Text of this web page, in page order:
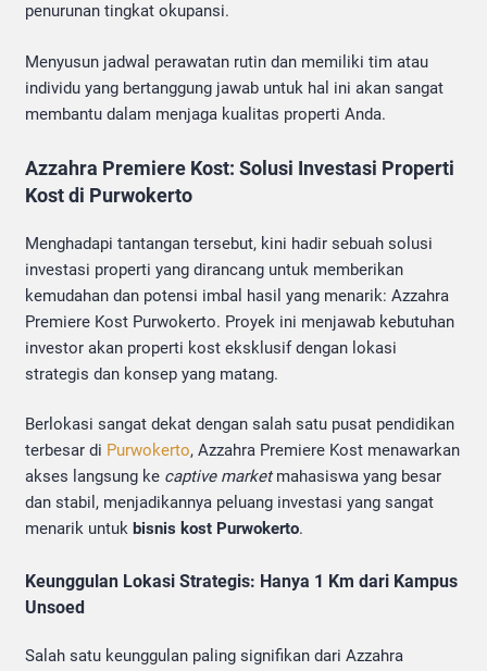
penurunan tingkat okupansi.
Menyusun jadwal perawatan rutin dan memiliki tim atau
individu yang bertanggung jawab untuk hal ini akan sangat
membantu dalam menjaga kualitas properti Anda.
Azzahra Premiere Kost: Solusi Investasi Properti
Kost di Purwokerto
Menghadapi tantangan tersebut, kini hadir sebuah solusi
investasi properti yang dirancang untuk memberikan
kemudahan dan potensi imbal hasil yang menarik: Azzahra
Premiere Kost Purwokerto. Proyek ini menjawab kebutuhan
investor akan properti kost eksklusif dengan lokasi
strategis dan konsep yang matang.
Berlokasi sangat dekat dengan salah satu pusat pendidikan
terbesar di Purwokerto, Azzahra Premiere Kost menawarkan
akses langsung ke captive marketmahasiswa yang besar
dan stabil, menjadikannya peluang investasi yang sangat
menarik untuk bisnis kost Purwokerto.
Keunggulan Lokasi Strategis: Hanya 1 Km dari Kampus
Unsoed
Salah satu keunggulan paling signifikan dari Azzahra